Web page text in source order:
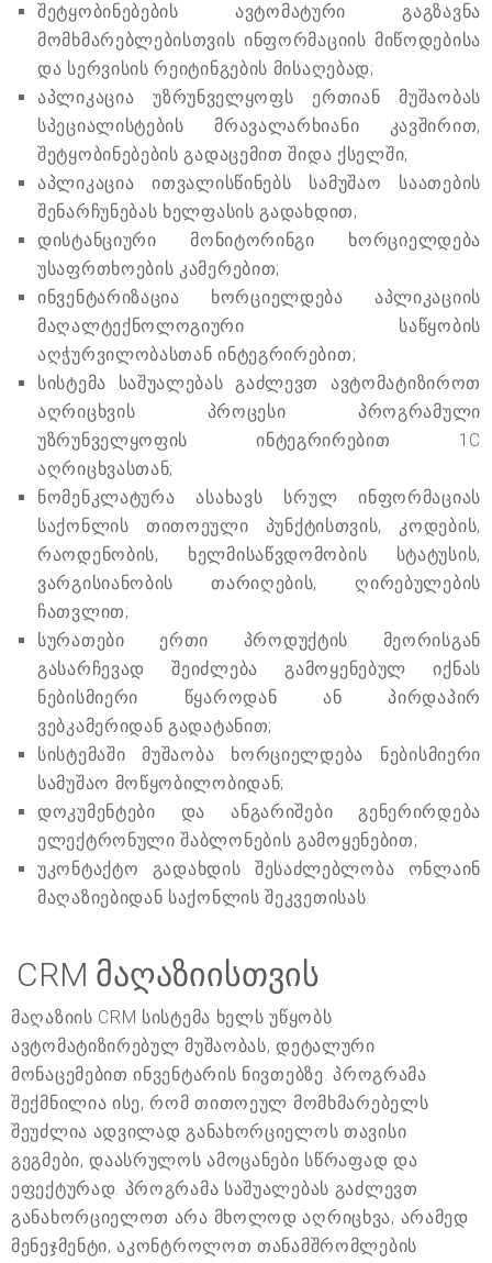
შეტყობინებების ავტომატური გაგზავნა
მომხმარებლებისთვის ინფორმაციის მიწოდებისა
და სერვისის რეიტინგების მისაღებად;
აპლიკაცია უზრუნველყოფს ერთიან მუშაობას
სპეციალისტების მრავალარხიანი კავშირით,
შეტყობინებების გადაცემით შიდა ქსელში;
აპლიკაცია ითვალისწინებს სამუშაო საათების
შენარჩუნებას ხელფასის გადახდით;
დისტანციური მონიტორინგი ხორციელდება
უსაფრთხოების კამერებით;
ინვენტარიზაცია ხორციელდება აპლიკაციის
მაღალტექნოლოგიური საწყობის
აღჭურვილობასთან ინტეგრირებით;
სისტემა საშუალებას გაძლევთ ავტომატიზიროთ
აღრიცხვის პროცესი პროგრამული
უზრუნველყოფის ინტეგრირებით 1C
აღრიცხვასთან;
ნომენკლატურა ასახავს სრულ ინფორმაციას
საქონლის თითოეული პუნქტისთვის, კოდების,
რაოდენობის, ხელმისაწვდომობის სტატუსის,
ვარგისიანობის თარიღების, ღირებულების
ჩათვლით;
სურათები ერთი პროდუქტის მეორისგან
გასარჩევად შეიძლება გამოყენებულ იქნას
ნებისმიერი წყაროდან ან პირდაპირ
ვებკამერიდან გადატანით;
სისტემაში მუშაობა ხორციელდება ნებისმიერი
სამუშაო მოწყობილობიდან;
დოკუმენტები და ანგარიშები გენერირდება
ელექტრონული შაბლონების გამოყენებით;
უკონტაქტო გადახდის შესაძლებლობა ონლაინ
მაღაზიებიდან საქონლის შეკვეთისას.
CRM მაღაზიისთვის
მაღაზიის CRM სისტემა ხელს უწყობს
ავტომატიზირებულ მუშაობას, დეტალური
მონაცემებით ინვენტარის ნივთებზე. პროგრამა
შექმნილია ისე, რომ თითოეულ მომხმარებელს
შეუძლია ადვილად განახორციელოს თავისი
გეგმები, დაასრულოს ამოცანები სწრაფად და
ეფექტურად. პროგრამა საშუალებას გაძლევთ
განახორციელოთ არა მხოლოდ აღრიცხვა, არამედ
მენეჯმენტი, აკონტროლოთ თანამშრომლების